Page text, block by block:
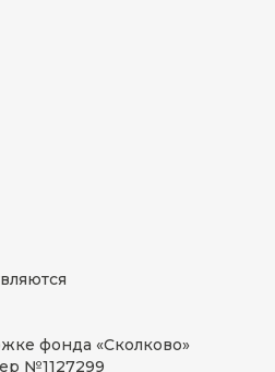
фонда «Сколково»
№1127299